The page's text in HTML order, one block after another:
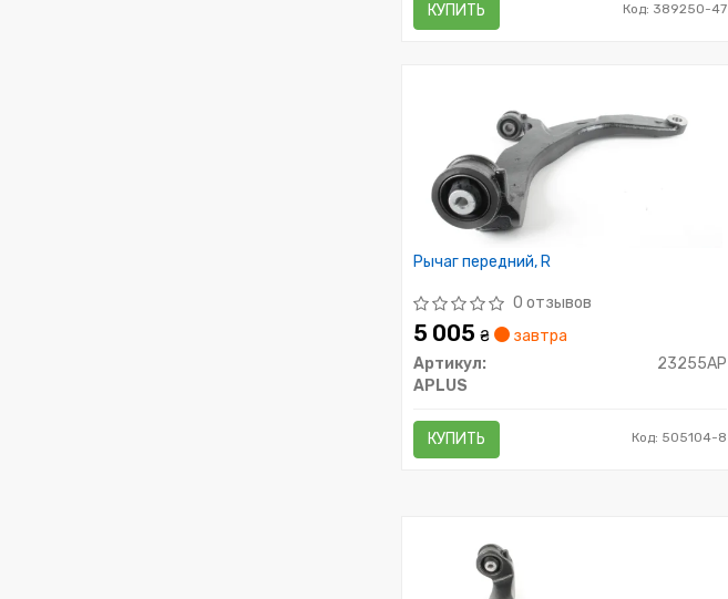
КУПИТЬ Код: 389250-47
Рычаг передний, R
0 отзывов
5 005 ₴
завтра
Артикул:
23255AP
APLUS
КУПИТЬ Код: 505104-8